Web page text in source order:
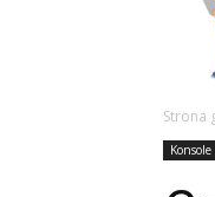
Strona
Konsole